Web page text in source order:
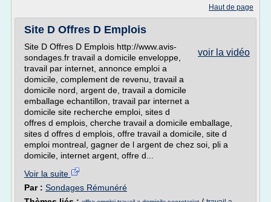
Haut de page
Site D Offres D Emplois
voir la vidéo
Site D Offres D Emplois http://www.avis-
sondages.fr travail a domicile enveloppe,
travail par internet, annonce emploi a
domicile, complement de revenu, travail a
domicile nord, argent de, travail a domicile
emballage echantillon, travail par internet a
domicile site recherche emploi, sites d
offres d emplois, cherche travail a domicile emballage,
sites d offres d emplois, offre travail a domicile, site d
emploi montreal, gagner de l argent de chez soi, pli a
domicile, internet argent, offre d...
Voir la suite
Par : Sondages Rémunéré